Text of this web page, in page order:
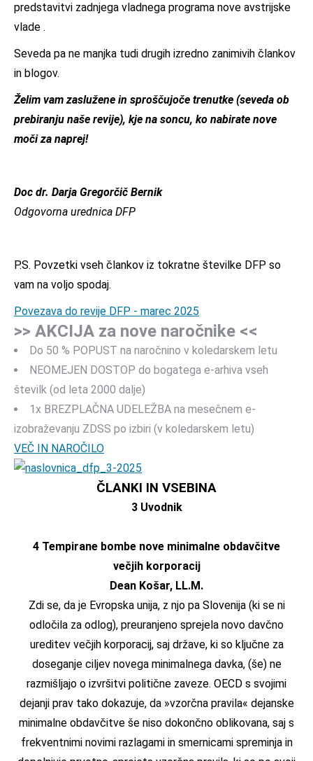
predstavitvi zadnjega vladnega programa nove avstrijske
vlade .
Seveda pa ne manjka tudi drugih izredno zanimivih člankov
in blogov.
Želim vam zaslužene in sproščujoče trenutke (seveda ob
prebiranju naše revije), kje na soncu, ko nabirate nove
moči za naprej!
Doc dr. Darja Gregorčič Bernik
Odgovorna urednica DFP
P.S. Povzetki vseh člankov iz tokratne številke DFP so
vam na voljo spodaj.
Povezava do revije DFP - marec 2025
>> AKCIJA za nove naročnike <<
Do 50 % POPUST na naročnino v koledarskem letu
NEOMEJEN DOSTOP do bogatega e-arhiva vseh
številk (od leta 2000 dalje)
1x BREZPLAČNA UDELEŽBA na mesečnem e-
izobraževanju ZDSS po izbiri (v koledarskem letu)
VEČ IN NAROČILO
ČLANKI IN VSEBINA
3 Uvodnik
4 Tempirane bombe nove minimalne obdavčitve
večjih korporacij
Dean Košar, LL.M.
Zdi se, da je Evropska unija, z njo pa Slovenija (ki se ni
odločila za odlog), preuranjeno sprejela novo davčno
ureditev večjih korporacij, saj države, ki so ključne za
doseganje ciljev novega minimalnega davka, (še) ne
razmišljajo o izvršitvi politične zaveze. OECD s svojimi
dejanji prav tako dokazuje, da »vzorčna pravila« dejanske
minimalne obdavčitve še niso dokončno oblikovana, saj s
frekventnimi novimi razlagami in smernicami spreminja in